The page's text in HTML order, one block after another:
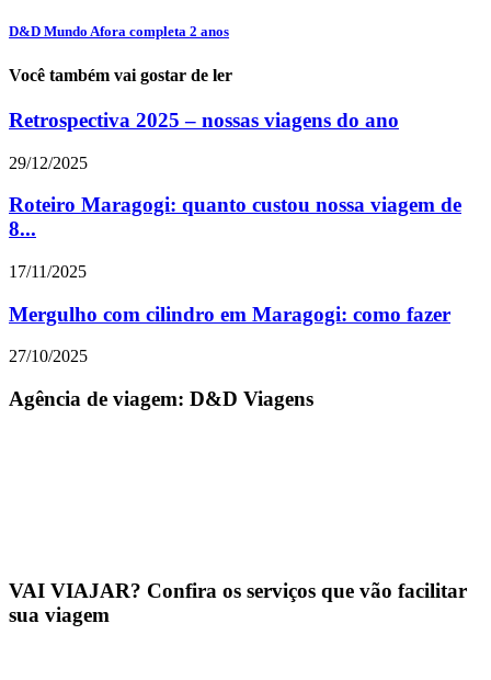
D&D Mundo Afora completa 2 anos
Você também vai gostar de ler
Retrospectiva 2025 – nossas viagens do ano
29/12/2025
Roteiro Maragogi: quanto custou nossa viagem de
8...
17/11/2025
Mergulho com cilindro em Maragogi: como fazer
27/10/2025
Agência de viagem: D&D Viagens
VAI VIAJAR? Confira os serviços que vão facilitar
sua viagem